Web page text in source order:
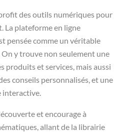
des outils numériques pour
La plateforme en ligne
pensée comme un véritable
y trouve non seulement une
produits et services, mais aussi
conseils personnalisés, et une
interactive.
et encourage à
allant de la librairie